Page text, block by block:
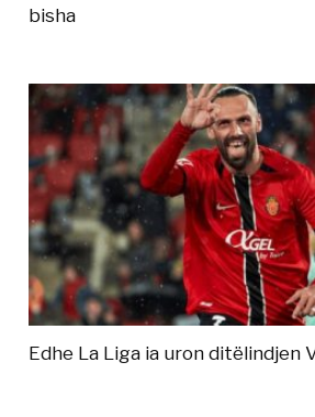
bisha
Edhe La Liga ia uron ditëlindjen